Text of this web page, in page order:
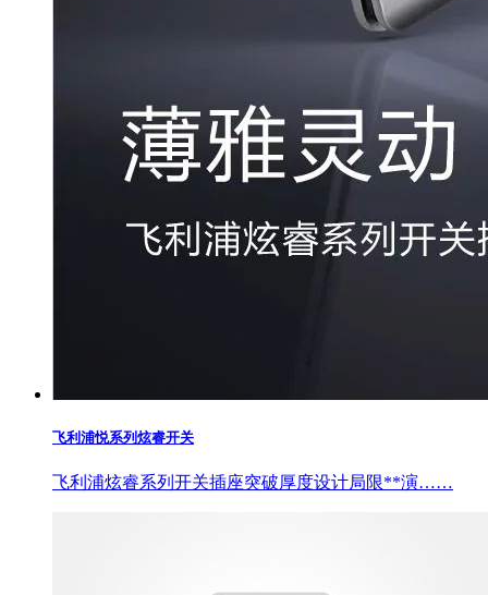
飞利浦悦系列炫睿开关
飞利浦炫睿系列开关插座突破厚度设计局限**演……